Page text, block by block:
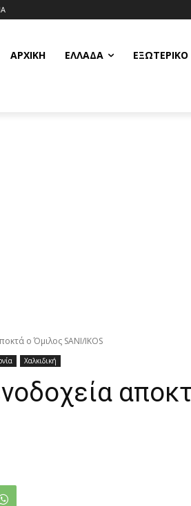
ΑΡΧΙΚΗ ΕΛΛΆΔΑ ΕΞΩΤΕΡΙΚΌ
ο Όμιλος SANI/IKOS
Χαλκιδική